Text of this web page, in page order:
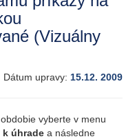
(Vizuálny
Dátum upravy: 15.12. 2009
vyberte v menu
k úhrade a následne